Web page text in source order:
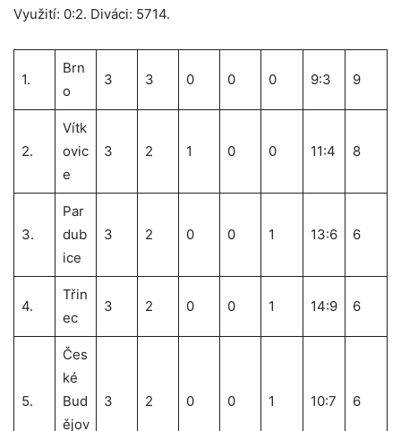
Využití: 0:2. Diváci: 5714.
1.
Brn
o
3 3 0 0 0 9:3 9
2.
Vítk
ovic
e
3 2 1 0 0 11:4 8
3.
Par
dub
ice
3 2 0 0 1 13:6 6
4.
Třin
ec
3 2 0 0 1 14:9 6
5.
Čes
ké
Bud
ějov
3 2 0 0 1 10:7 6